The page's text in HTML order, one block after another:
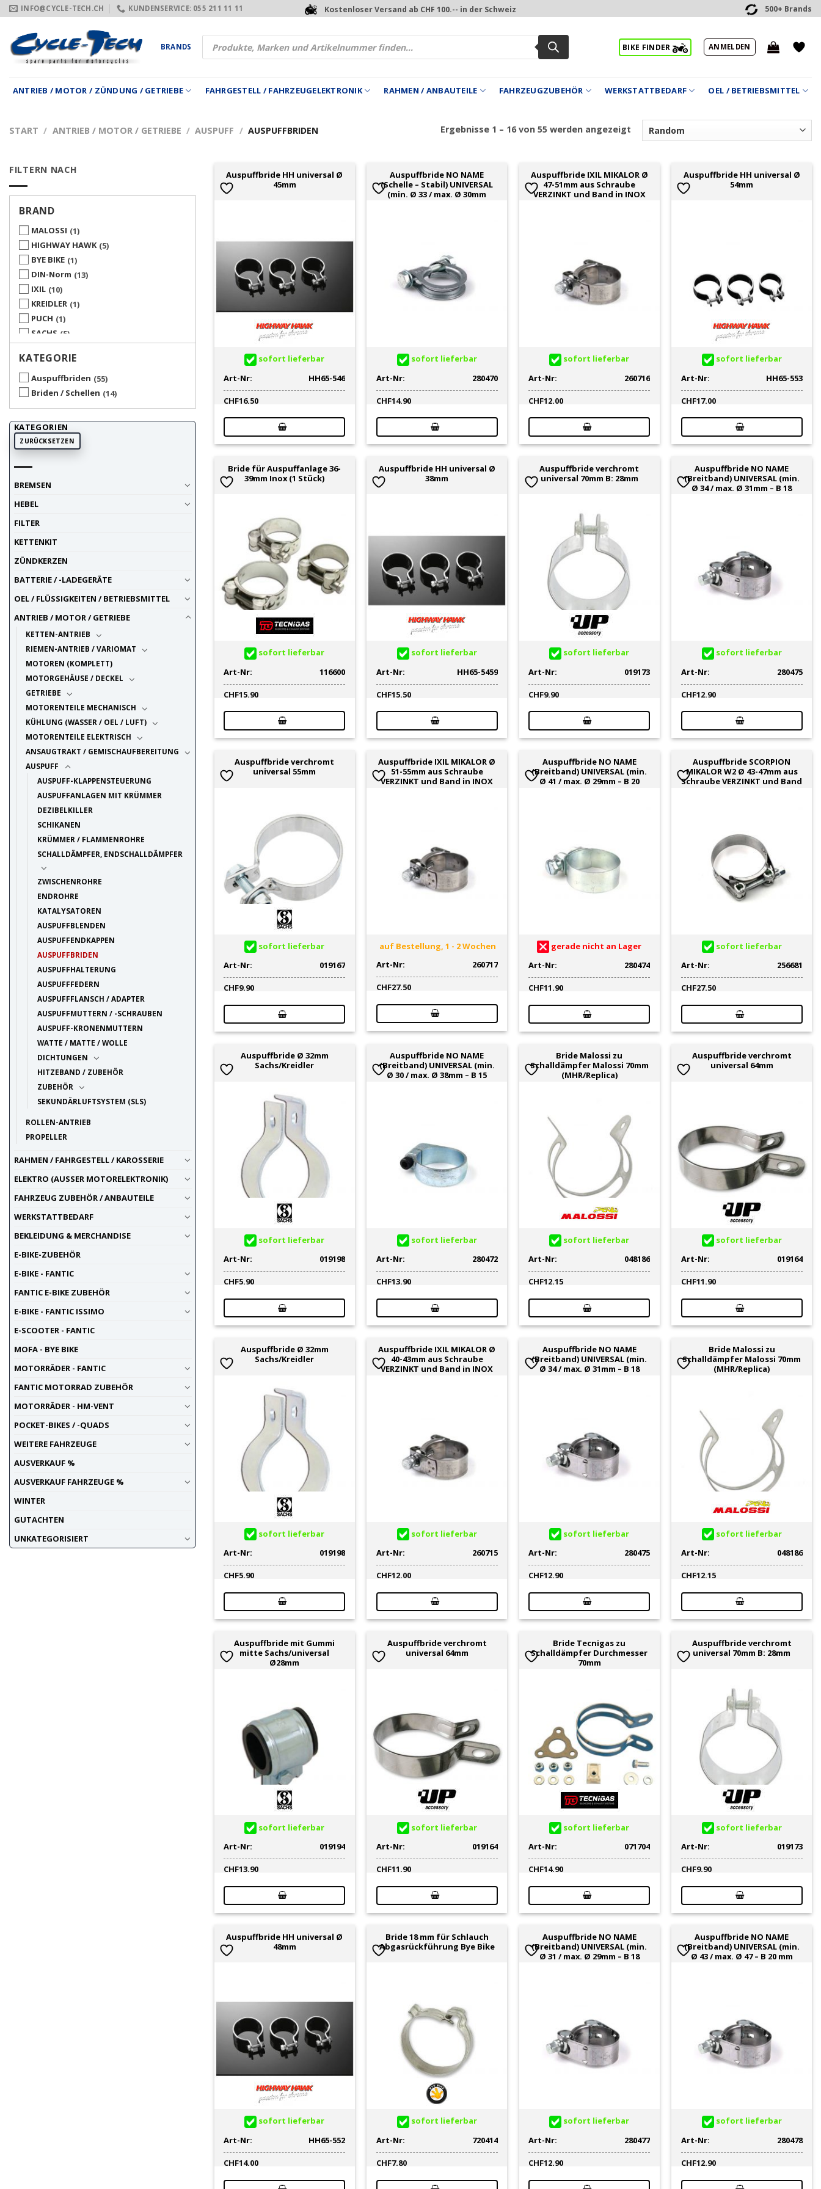
Zum
Inhalt
springen
INFO@CYCLE-TECH.CH KUNDENSERVICE: 055 211 11 11 Kostenloser Versand ab CHF 100.-- in der Schweiz 500+ Brands
BRANDS
Products
search
BIKE FINDER ANMELDEN
ANTRIEB / MOTOR / ZÜNDUNG / GETRIEBE FAHRGESTELL / FAHRZEUGELEKTRONIK RAHMEN / ANBAUTEILE FAHRZEUGZUBEHÖR WERKSTATTBEDARF OEL / BETRIEBSMITTEL
START / ANTRIEB / MOTOR / GETRIEBE / AUSPUFF / AUSPUFFBRIDEN Ergebnisse 1 – 16 von 55 werden angezeigt
FILTERN NACH
BRAND
MALOSSI 1
HIGHWAY HAWK 5
BYE BIKE 1
DIN-Norm 13
IXIL 10
KREIDLER 1
PUCH 1
SACHS
5
UP ACCESSORY
UP SPARE PARTS 1
KATEGORIE
Auspuffbriden
55
Briden / Schellen 14
KATEGORIEN
ZURÜCKSETZEN
BREMSEN
HEBEL
FILTER
KETTENKIT
ZÜNDKERZEN
BATTERIE / -LADEGERÄTE
OEL / FLÜSSIGKEITEN / BETRIEBSMITTEL
ANTRIEB / MOTOR / GETRIEBE
KETTEN-ANTRIEB
RIEMEN-ANTRIEB / VARIOMAT
MOTOREN (KOMPLETT)
MOTORGEHÄUSE / DECKEL
GETRIEBE
MOTORENTEILE MECHANISCH
KÜHLUNG (WASSER / OEL / LUFT)
MOTORENTEILE ELEKTRISCH
ANSAUGTRAKT / GEMISCHAUFBEREITUNG
AUSPUFF
AUSPUFF-KLAPPENSTEUERUNG
AUSPUFFANLAGEN MIT KRÜMMER
DEZIBELKILLER
SCHIKANEN
KRÜMMER / FLAMMENROHRE
SCHALLDÄMPFER, ENDSCHALLDÄMPFER
ZWISCHENROHRE
ENDROHRE
KATALYSATOREN
AUSPUFFBLENDEN
AUSPUFFENDKAPPEN
AUSPUFFBRIDEN
AUSPUFFHALTERUNG
AUSPUFFFEDERN
AUSPUFFFLANSCH / ADAPTER
AUSPUFFMUTTERN / -SCHRAUBEN
AUSPUFF-KRONENMUTTERN
WATTE / MATTE / WOLLE
DICHTUNGEN
HITZEBAND / ZUBEHÖR
ZUBEHÖR
SEKUNDÄRLUFTSYSTEM (SLS)
ROLLEN-ANTRIEB
PROPELLER
RAHMEN / FAHRGESTELL / KAROSSERIE
ELEKTRO (AUSSER MOTORELEKTRONIK)
FAHRZEUG ZUBEHÖR / ANBAUTEILE
WERKSTATTBEDARF
BEKLEIDUNG & MERCHANDISE
E-BIKE-ZUBEHÖR
E-BIKE - FANTIC
FANTIC E-BIKE ZUBEHÖR
E-BIKE - FANTIC ISSIMO
E-SCOOTER - FANTIC
MOFA - BYE BIKE
MOTORRÄDER - FANTIC
FANTIC MOTORRAD ZUBEHÖR
MOTORRÄDER - HM-VENT
POCKET-BIKES / -QUADS
WEITERE FAHRZEUGE
AUSVERKAUF %
AUSVERKAUF FAHRZEUGE %
WINTER
GUTACHTEN
UNKATEGORISIERT
Auspuffbride HH universal Ø
45mm
sofort lieferbar
Art-Nr:
HH65-546
CHF16.50
Auspuffbride NO NAME
(Schelle – Stabil) UNIVERSAL
(min. Ø 33 / max. Ø 30mm
sofort lieferbar
Art-Nr:
280470
CHF14.90
Auspuffbride IXIL MIKALOR Ø
47-51mm aus Schraube
VERZINKT und Band in INOX
sofort lieferbar
Art-Nr:
260716
CHF12.00
Auspuffbride HH universal Ø
54mm
sofort lieferbar
Art-Nr:
HH65-553
CHF17.00
Bride für Auspuffanlage 36-
39mm Inox (1 Stück)
sofort lieferbar
Art-Nr:
116600
CHF15.90
Auspuffbride HH universal Ø
38mm
sofort lieferbar
Art-Nr:
HH65-5459
CHF15.50
Auspuffbride verchromt
universal 70mm B: 28mm
sofort lieferbar
Art-Nr:
019173
CHF9.90
Auspuffbride NO NAME
(Breitband) UNIVERSAL (min.
Ø 34 / max. Ø 31mm – B 18
sofort lieferbar
Art-Nr:
280475
CHF12.90
Auspuffbride verchromt
universal 55mm
sofort lieferbar
Art-Nr:
019167
CHF9.90
Auspuffbride IXIL MIKALOR Ø
51-55mm aus Schraube
VERZINKT und Band in INOX
auf Bestellung, 1 - 2 Wochen
Art-Nr:
260717
CHF27.50
Auspuffbride NO NAME
(Breitband) UNIVERSAL (min.
Ø 41 / max. Ø 29mm – B 20
gerade nicht an Lager
Art-Nr:
280474
CHF11.90
Auspuffbride SCORPION
MIKALOR W2 Ø 43-47mm aus
Schraube VERZINKT und Band
sofort lieferbar
Art-Nr:
256681
CHF27.50
Auspuffbride Ø 32mm
Sachs/Kreidler
sofort lieferbar
Art-Nr:
019198
CHF5.90
Auspuffbride NO NAME
(Breitband) UNIVERSAL (min.
Ø 30 / max. Ø 38mm – B 15
sofort lieferbar
Art-Nr:
280472
CHF13.90
Bride Malossi zu
Schalldämpfer Malossi 70mm
(MHR/Replica)
sofort lieferbar
Art-Nr:
048186
CHF12.15
Auspuffbride verchromt
universal 64mm
sofort lieferbar
Art-Nr:
019164
CHF11.90
Auspuffbride Ø 32mm
Sachs/Kreidler
sofort lieferbar
Art-Nr:
019198
CHF5.90
Auspuffbride IXIL MIKALOR Ø
40-43mm aus Schraube
VERZINKT und Band in INOX
sofort lieferbar
Art-Nr:
260715
CHF12.00
Auspuffbride NO NAME
(Breitband) UNIVERSAL (min.
Ø 34 / max. Ø 31mm – B 18
sofort lieferbar
Art-Nr:
280475
CHF12.90
Bride Malossi zu
Schalldämpfer Malossi 70mm
(MHR/Replica)
sofort lieferbar
Art-Nr:
048186
CHF12.15
Auspuffbride mit Gummi
mitte Sachs/universal
Ø28mm
sofort lieferbar
Art-Nr:
019194
CHF13.90
Auspuffbride verchromt
universal 64mm
sofort lieferbar
Art-Nr:
019164
CHF11.90
Bride Tecnigas zu
Schalldämpfer Durchmesser
70mm
sofort lieferbar
Art-Nr:
071704
CHF14.90
Auspuffbride verchromt
universal 70mm B: 28mm
sofort lieferbar
Art-Nr:
019173
CHF9.90
Auspuffbride HH universal Ø
48mm
sofort lieferbar
Art-Nr:
HH65-552
CHF14.00
Bride 18 mm für Schlauch
Abgasrückführung Bye Bike
sofort lieferbar
Art-Nr:
720414
CHF7.80
Auspuffbride NO NAME
(Breitband) UNIVERSAL (min.
Ø 31 / max. Ø 29mm – B 18
sofort lieferbar
Art-Nr:
280477
CHF12.90
Auspuffbride NO NAME
(Breitband) UNIVERSAL (min.
Ø 43 / max. Ø 47 – B 20 mm
sofort lieferbar
Art-Nr:
280478
CHF12.90